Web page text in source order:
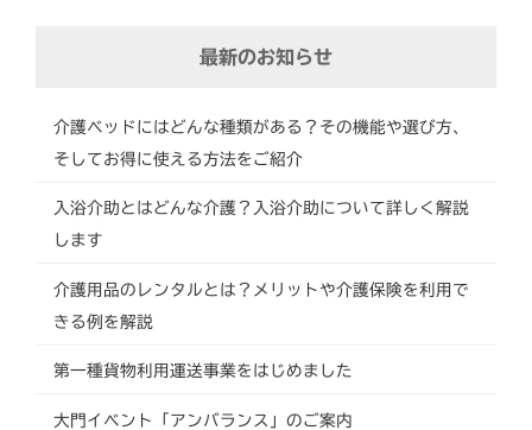
最新のお知らせ
介護ベッドにはどんな種類がある？その機能や選び方、
そしてお得に使える方法をご紹介
入浴介助とはどんな介護？入浴介助について詳しく解説
します
介護用品のレンタルとは？メリットや介護保険を利用で
きる例を解説
第一種貨物利用運送事業をはじめました
大門イベント「アンバランス」のご案内